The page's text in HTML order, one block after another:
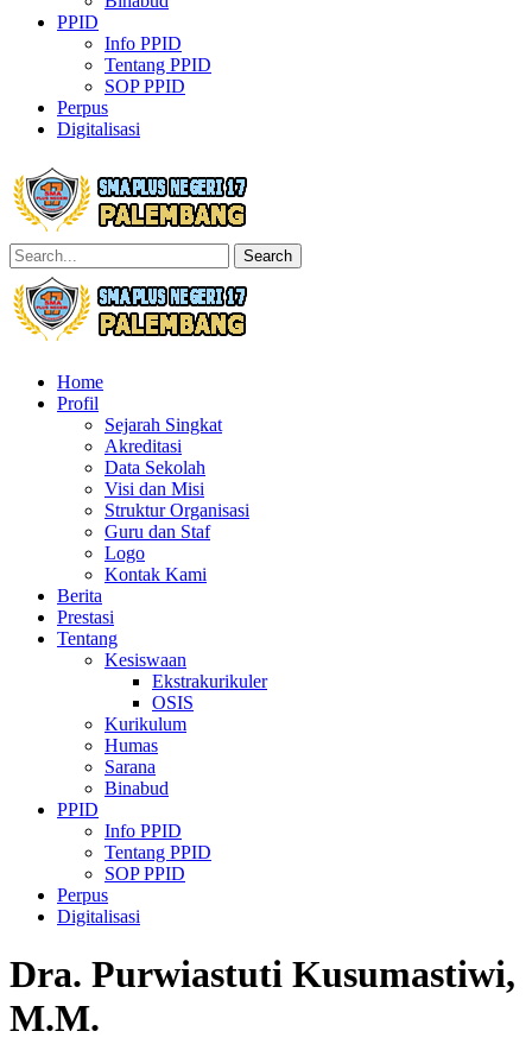
PPID
Info PPID
Tentang PPID
SOP PPID
Perpus
Digitalisasi
Search
Home
Profil
Sejarah Singkat
Akreditasi
Data Sekolah
Visi dan Misi
Struktur Organisasi
Guru dan Staf
Logo
Kontak Kami
Berita
Prestasi
Tentang
Kesiswaan
Ekstrakurikuler
OSIS
Kurikulum
Humas
Sarana
Binabud
PPID
Info PPID
Tentang PPID
SOP PPID
Perpus
Digitalisasi
Dra. Purwiastuti Kusumastiwi,
M.M.